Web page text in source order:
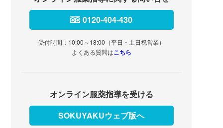
0120-404-430
受付時間：10:00～18:00（平日・土日祝営業）
よくある質問はこちら
オンライン服薬指導を受ける
SOKUYAKUウェブ版へ